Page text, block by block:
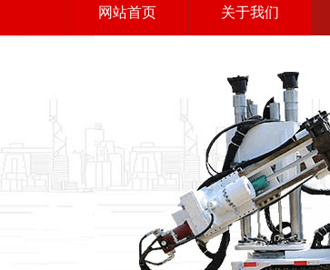
网站首页 关于我们